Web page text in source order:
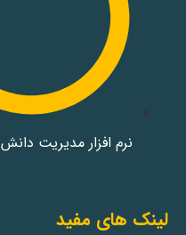
نرم افزار مدیریت دانش
لینک های مفید